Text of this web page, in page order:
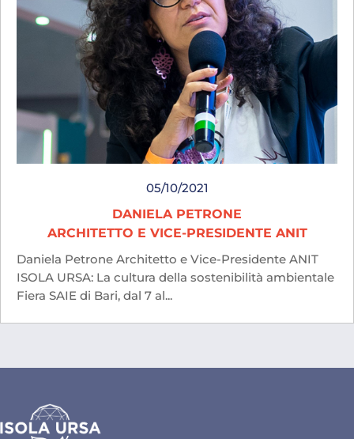
05/10/2021
DANIELA PETRONE
ARCHITETTO E VICE-PRESIDENTE ANIT
Daniela Petrone Architetto e Vice-Presidente ANIT
ISOLA URSA: La cultura della sostenibilità ambientale
Fiera SAIE di Bari, dal 7 al...